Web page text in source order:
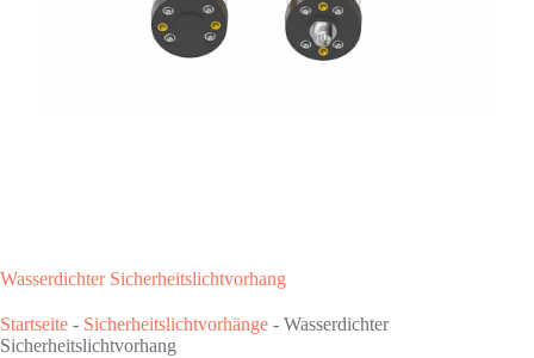
Wasserdichter Sicherheitslichtvorhang
Startseite - Sicherheitslichtvorhänge - Wasserdichter
Sicherheitslichtvorhang